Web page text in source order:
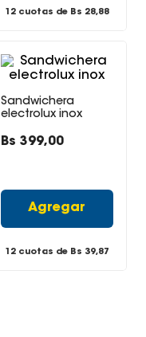
12 cuotas de Bs 28,88
Sandwichera
electrolux inox
Bs 399,00
Agregar
12 cuotas de Bs 39,87